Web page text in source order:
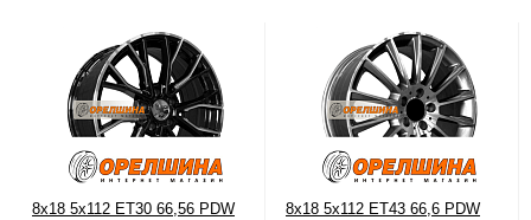
8x18 5x112 ET30 66,56 PDW
8x18 5x112 ET43 66,6 PDW